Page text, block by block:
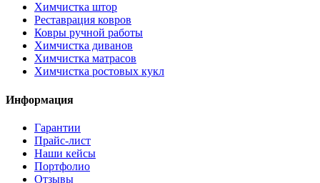
Химчистка штор
Реставрация ковров
Ковры ручной работы
Химчистка диванов
Химчистка матрасов
Химчистка ростовых кукл
Информация
Гарантии
Прайс-лист
Наши кейсы
Портфолио
Отзывы